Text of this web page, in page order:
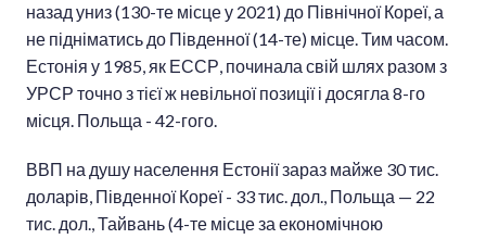
назад униз (130-те місце у 2021) до Північної Кореї, а
не підніматись до Південної (14-те) місце. Тим часом.
Естонія у 1985, як ЕССР, починала свій шлях разом з
УРСР точно з тієї ж невільної позиції і досягла 8-го
місця. Польща - 42-гого.
ВВП на душу населення Естонії зараз майже 30 тис.
доларів, Південної Кореї - 33 тис. дол., Польща — 22
тис. дол., Тайвань (4-те місце за економічною